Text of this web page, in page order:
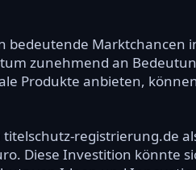
bedeutende
zunehmend an
Produkte anbieten,
registrierung.de
Diese Investition könnte